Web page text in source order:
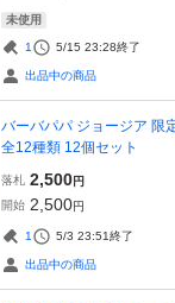
未使用
1 5/15 23:28終了
出品中の商品
バーバパパ ジョージア 限
全12種類 12個セット
落札 2,500円
開始 2,500円
1 5/3 23:51終了
出品中の商品